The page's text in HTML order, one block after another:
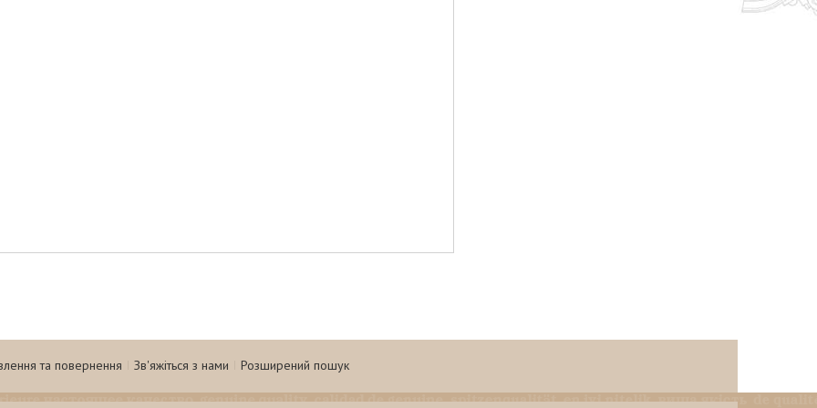
та повернення Зв'яжіться з нами Розширений пошук